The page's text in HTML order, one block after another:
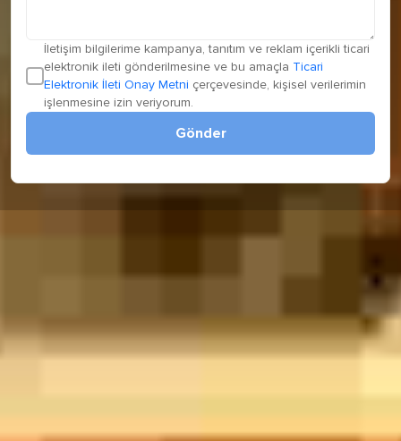
İletişim bilgilerime kampanya, tanıtım ve reklam içerikli ticari
elektronik ileti gönderilmesine ve bu amaçla Ticari
Elektronik İleti Onay Metni çerçevesinde, kişisel verilerimin
işlenmesine izin veriyorum.
Gönder